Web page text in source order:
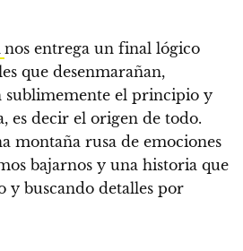
nos entrega un final lógico
que desenmarañan,
sublimemente el principio y
es decir el origen de todo.
montaña rusa de emociones
bajarnos y una historia que
y buscando detalles por